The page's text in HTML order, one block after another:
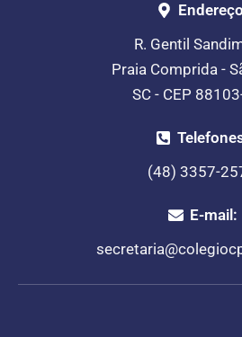
R. Gentil
Praia Comprida -
SC - CEP
(48) 3357-
E-mail: